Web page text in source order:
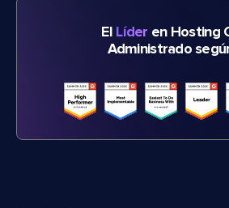
El Líder en Hosting
Administrado